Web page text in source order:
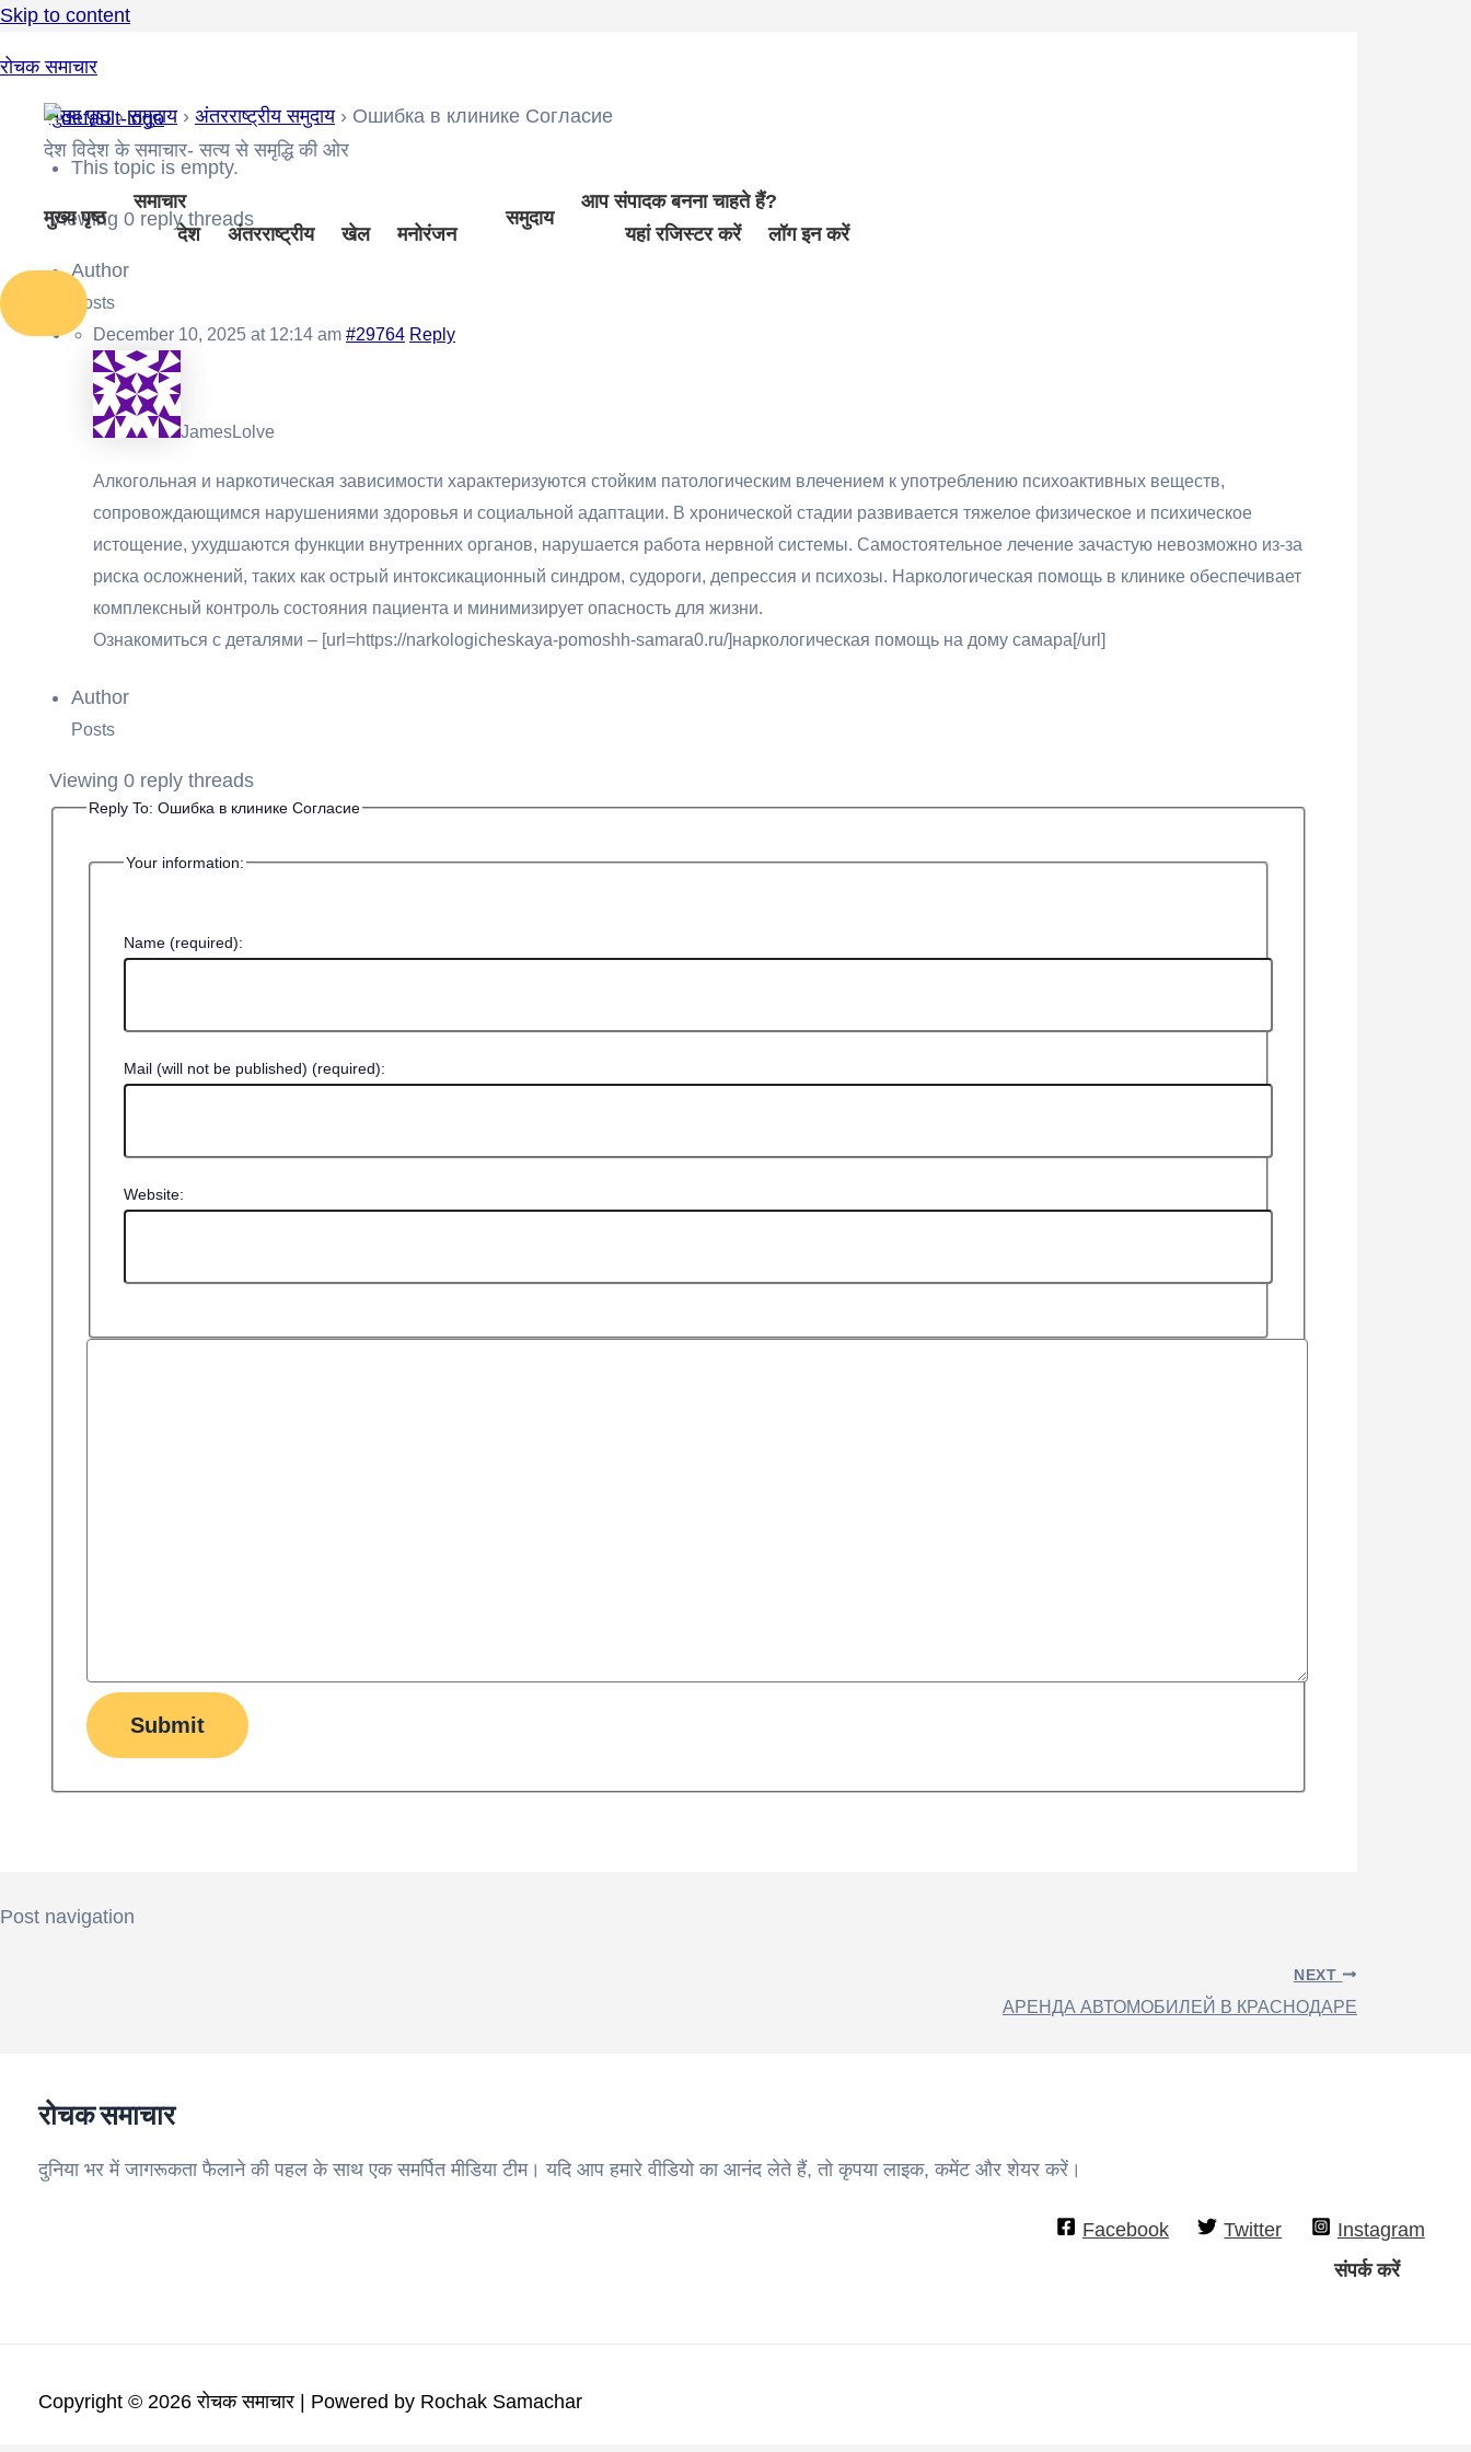
Skip to content
रोचक समाचार
देश विदेश के समाचार- सत्य से समृद्धि की ओर
मुख्य पृष्ठ
समाचार
देश
अंतरराष्ट्रीय खेल मनोरंजन
समुदाय
आप संपादक बनना चाहते हैं?
यहां रजिस्टर करें
लॉग इन करें
मुख्य पृष्ठ › समुदाय › अंतरराष्ट्रीय समुदाय › Ошибка в клинике Согласие
This topic is empty.
Viewing 0 reply threads
Author
Posts
December 10, 2025 at 12:14 am #29764 Reply
JamesLolve
Алкогольная и наркотическая зависимости характеризуются стойким патологическим влечением к употреблению психоактивных веществ,
сопровождающимся нарушениями здоровья и социальной адаптации. В хронической стадии развивается тяжелое физическое и психическое
истощение, ухудшаются функции внутренних органов, нарушается работа нервной системы. Самостоятельное лечение зачастую невозможно из-за
риска осложнений, таких как острый интоксикационный синдром, судороги, депрессия и психозы. Наркологическая помощь в клинике обеспечивает
комплексный контроль состояния пациента и минимизирует опасность для жизни.
Ознакомиться с деталями – [url=https://narkologicheskaya-pomoshh-samara0.ru/]наркологическая помощь на дому самара[/url]
Author
Posts
Viewing 0 reply threads
Reply To: Ошибка в клинике Согласие
Your information:
Name (required):
Mail (will not be published) (required):
Website:
Submit
Post navigation
NEXT
АРЕНДА АВТОМОБИЛЕЙ В КРАСНОДАРЕ
रोचक समाचार
दुनिया भर में जागरूकता फैलाने की पहल के साथ एक समर्पित मीडिया टीम। यदि आप हमारे वीडियो का आनंद लेते हैं, तो कृपया लाइक, कमेंट और शेयर करें।
Facebook Twitter
Instagram
संपर्क करें
Copyright © 2026 रोचक समाचार | Powered by Rochak Samachar